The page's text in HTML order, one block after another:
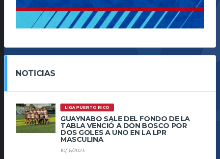
NOTICIAS
LIGA PUERTO RICO
GUAYNABO SALE DEL FONDO DE LA
TABLA VENCIÓ A DON BOSCO POR
DOS GOLES A UNO EN LA LPR
MASCULINA
10/16/2023